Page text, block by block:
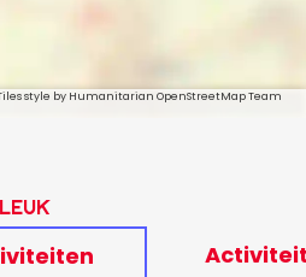
style by Humanitarian OpenStreetMap Team